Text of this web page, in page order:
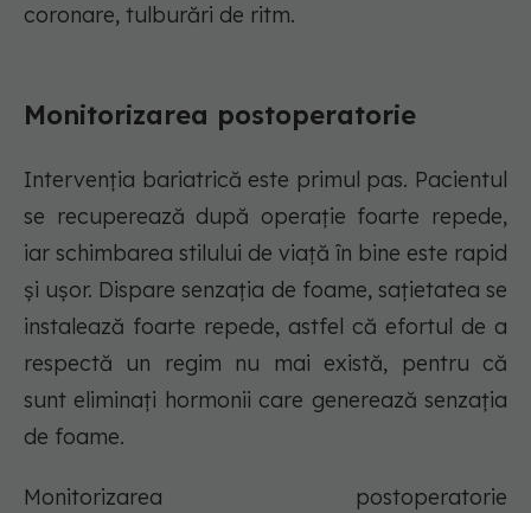
coronare, tulburări de ritm.
Monitorizarea postoperatorie
Intervenția bariatrică este primul pas. Pacientul
se recuperează după operație foarte repede,
iar schimbarea stilului de viață în bine este rapid
și ușor. Dispare senzația de foame, sațietatea se
instalează foarte repede, astfel că efortul de a
respectă un regim nu mai există, pentru că
sunt eliminați hormonii care generează senzația
de foame.
Monitorizarea postoperatorie